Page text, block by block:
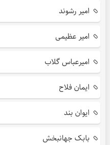
امیر رشوند
امیر عظیمی
امیرعباس گلاب
ایمان فلاح
ایوان بند
بابک جهانبخش